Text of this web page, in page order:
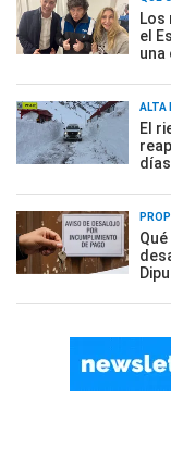
Los
el
una
ALTA
El